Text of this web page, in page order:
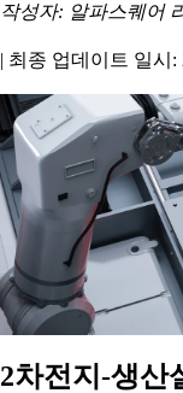
작성자: 알파스퀘어
| 최종 업데이트 일시:
2차전지-생산